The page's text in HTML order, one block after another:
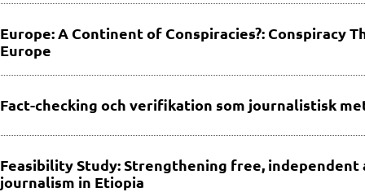
Europe: A Continent of Conspiracies?: Conspiracy
Europe
Fact-checking och verifikation som journalistisk
Feasibility Study: Strengthening free, independent
journalism in Etiopia